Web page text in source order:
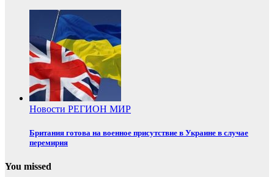
Новости РЕГИОН МИР
Британия готова на военное присутствие в Украине в случае
перемирия
You missed